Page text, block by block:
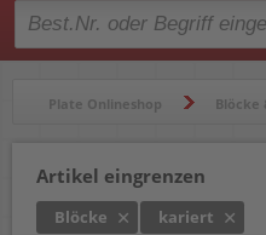
Type 2 or more characters for
Plate Onlineshop Blöcke
Artikel eingrenzen
Blöcke kariert